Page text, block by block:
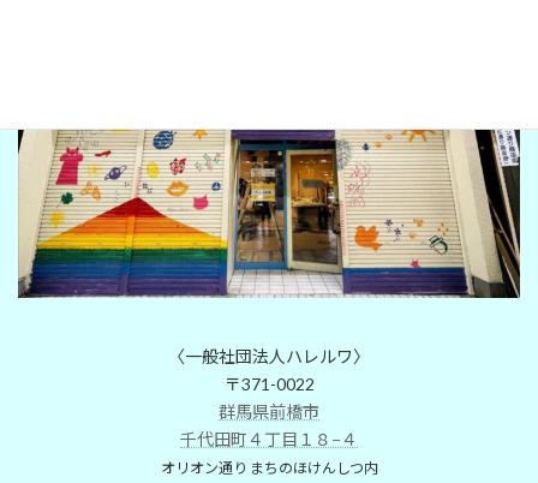
〈一般社団法人ハレルワ〉
〒371-0022
群馬県前橋市
千代田町４丁目１８−４
オリオン通り まちのほけんしつ内